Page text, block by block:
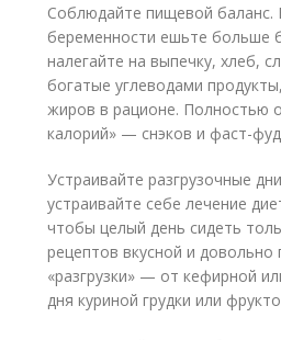
Соблюдайте пищевой баланс.
беременности ешьте больше
налегайте на выпечку, хлеб,
богатые углеводами
жиров в рационе. Полностью
калорий» — снэков и фаст-
Устраивайте разгрузочные
устраивайте себе лечение
чтобы целый день сидеть
рецептов вкусной и довольно
«разгрузки» — от кефирной
дня куриной грудки или